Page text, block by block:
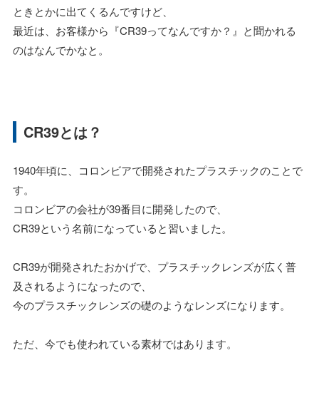
ときとかに出てくるんですけど、
最近は、お客様から『CR39ってなんですか？』と聞かれる
のはなんでかなと。
CR39とは？
1940年頃に、コロンビアで開発されたプラスチックのことで
す。
コロンビアの会社が39番目に開発したので、
CR39という名前になっていると習いました。
CR39が開発されたおかげで、プラスチックレンズが広く普
及されるようになったので、
今のプラスチックレンズの礎のようなレンズになります。
ただ、今でも使われている素材ではあります。